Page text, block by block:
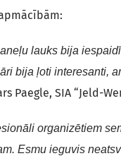
lauks bija
bija ļoti interesanti,
Paegle, SIA “Jeld-
organizētiem
Esmu ieguvis